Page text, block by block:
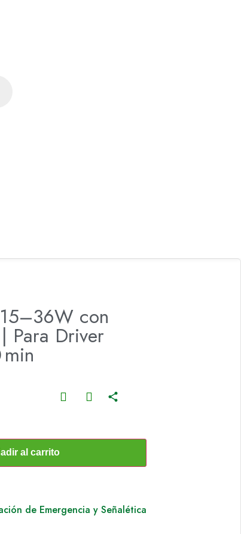
con
Para Driver
al carrito
de Emergencia y Señalética